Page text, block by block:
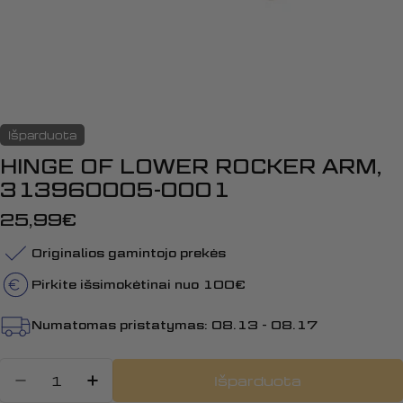
Išparduota
HINGE OF LOWER ROCKER ARM,
313960005-0001
Įprasta
kaina
25,99€
Originalios gamintojo prekės
Pirkite išsimokėtinai nuo 100€
Numatomas pristatymas: 08.13 - 08.17
Sumažinti kiekį: HINGE OF
Padidinti HINGE OF
Išparduota